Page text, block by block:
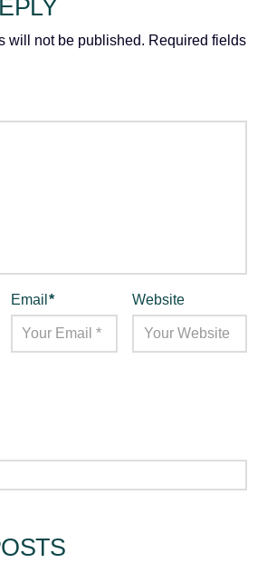
will not be published. Required fields
Email* Website